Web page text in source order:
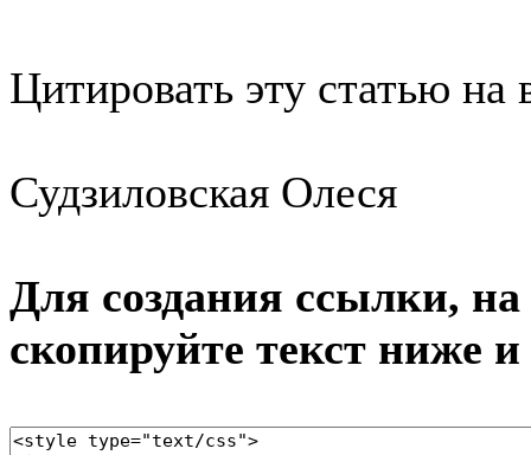
Цитировать эту статью на
Судзиловская Олеся
Для создания ссылки,
скопируйте текст ниже